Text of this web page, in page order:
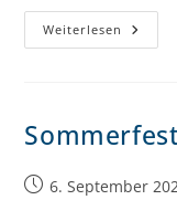
Weiterlesen
6. September